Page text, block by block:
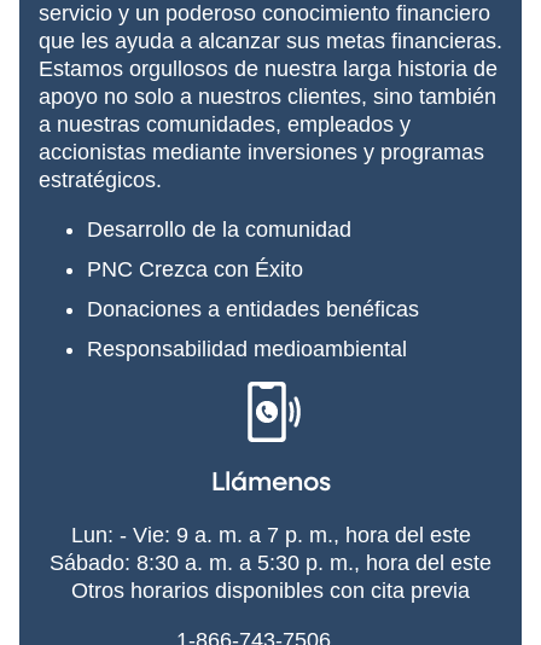
servicio y un poderoso conocimiento financiero
que les ayuda a alcanzar sus metas financieras.
Estamos orgullosos de nuestra larga historia de
apoyo no solo a nuestros clientes, sino también
a nuestras comunidades, empleados y
accionistas mediante inversiones y programas
estratégicos.
Desarrollo de la comunidad
PNC Crezca con Éxito
Donaciones a entidades benéficas
Responsabilidad medioambiental
Llámenos
Lun: - Vie: 9 a. m. a 7 p. m., hora del este
Sábado: 8:30 a. m. a 5:30 p. m., hora del este
Otros horarios disponibles con cita previa